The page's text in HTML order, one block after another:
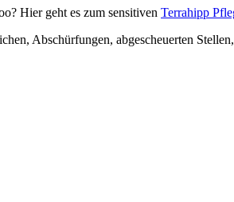
Hier geht es zum sensitiven Terrahipp
Abschürfungen, abgescheuerten